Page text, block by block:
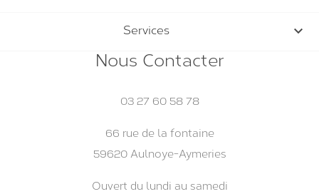
Services 
Nous Contacter
03 27 60 58 78
66 rue de la fontaine
59620 Aulnoye-Aymeries
Ouvert du lundi au samedi